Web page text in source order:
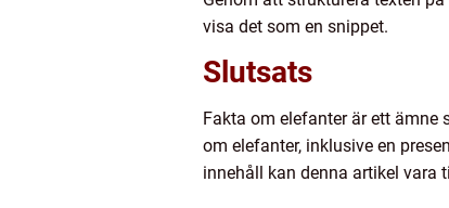
visa det som en snippet.
Slutsats
Fakta om elefanter är ett ämne
om elefanter, inklusive en
innehåll kan denna artikel vara